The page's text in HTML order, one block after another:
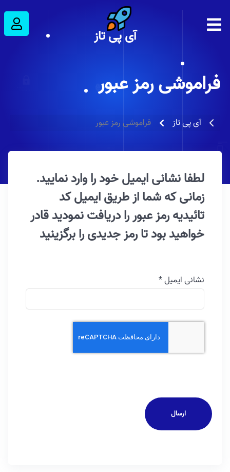
آی پی تاز
فراموشی رمز عبور
آی پی تاز فراموشی رمز عبور
لطفا نشانی ایمیل خود را وارد نمایید.
زمانی که شما از طریق ایمیل کد
تائیدیه رمز عبور را دریافت نمودید قادر
خواهید بود تا رمز جدیدی را برگزینید
نشانی ایمیل*
ارسال